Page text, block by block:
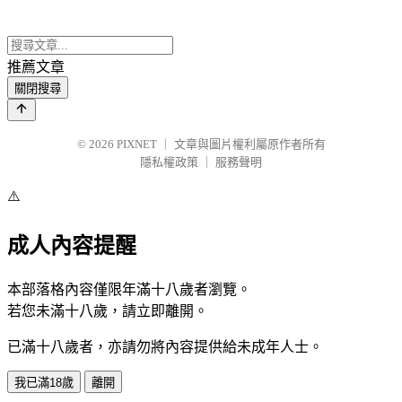
推薦文章
關閉搜尋
© 2026 PIXNET
文章與圖片權利屬原作者所有
隱私權政策
服務聲明
⚠️
成人內容提醒
本部落格內容僅限年滿十八歲者瀏覽。
若您未滿十八歲，請立即離開。
已滿十八歲者，亦請勿將內容提供給未成年人士。
我已滿18歲 離開